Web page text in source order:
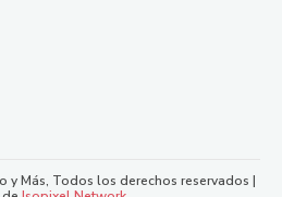
y Más, Todos los derechos reservados |